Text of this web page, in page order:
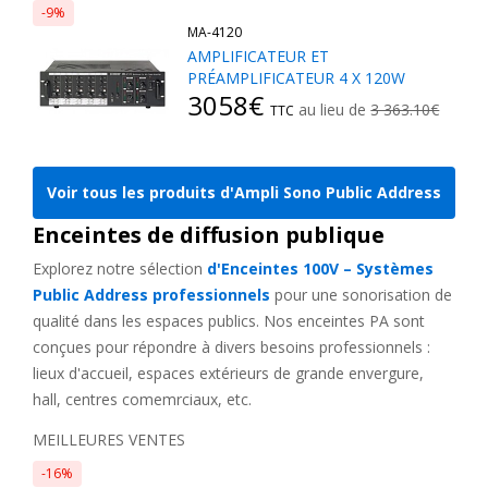
Les haut-parleurs de plafond sont un élément fondamental des
systèmes de PA pour de nombreuses institutions, offrant un
mélanged'intégration discrèteet de couverture sonore
constante. Cesenceintes plafond ligne 100Vsont
restreint et où l'esthétique ne peut être compromise.
Intéressé par des solutions montées au plafond ? Notre
sélection deHaut-parleur plafond / Plafonnier offre une variété
de designs pour répondre à vos besoins architecturaux et
événementiels spécifiques.
Caisson de basse ligne 100v : des basses
profondes
musique et les tonalités de voix sont
-9%
MA-4120
AMPLIFICATEUR ET
PRÉAMPLIFICATEUR 4 X 120W
3058€TTC au lieu de3 363.10€
Voir tous les produits d'Ampli Sono Public Address
Enceintes de diffusion publique
Explorez notre sélection d'Enceintes 100V – Systèmes
Public Address professionnels pour une sonorisation de
qualité dans les espaces publics. Nos enceintes PA sont
conçues pour répondre à divers besoins professionnels :
lieux d'accueil, espaces extérieurs de grande envergure,
hall, centres comemrciaux, etc.
MEILLEURES VENTES
-16%